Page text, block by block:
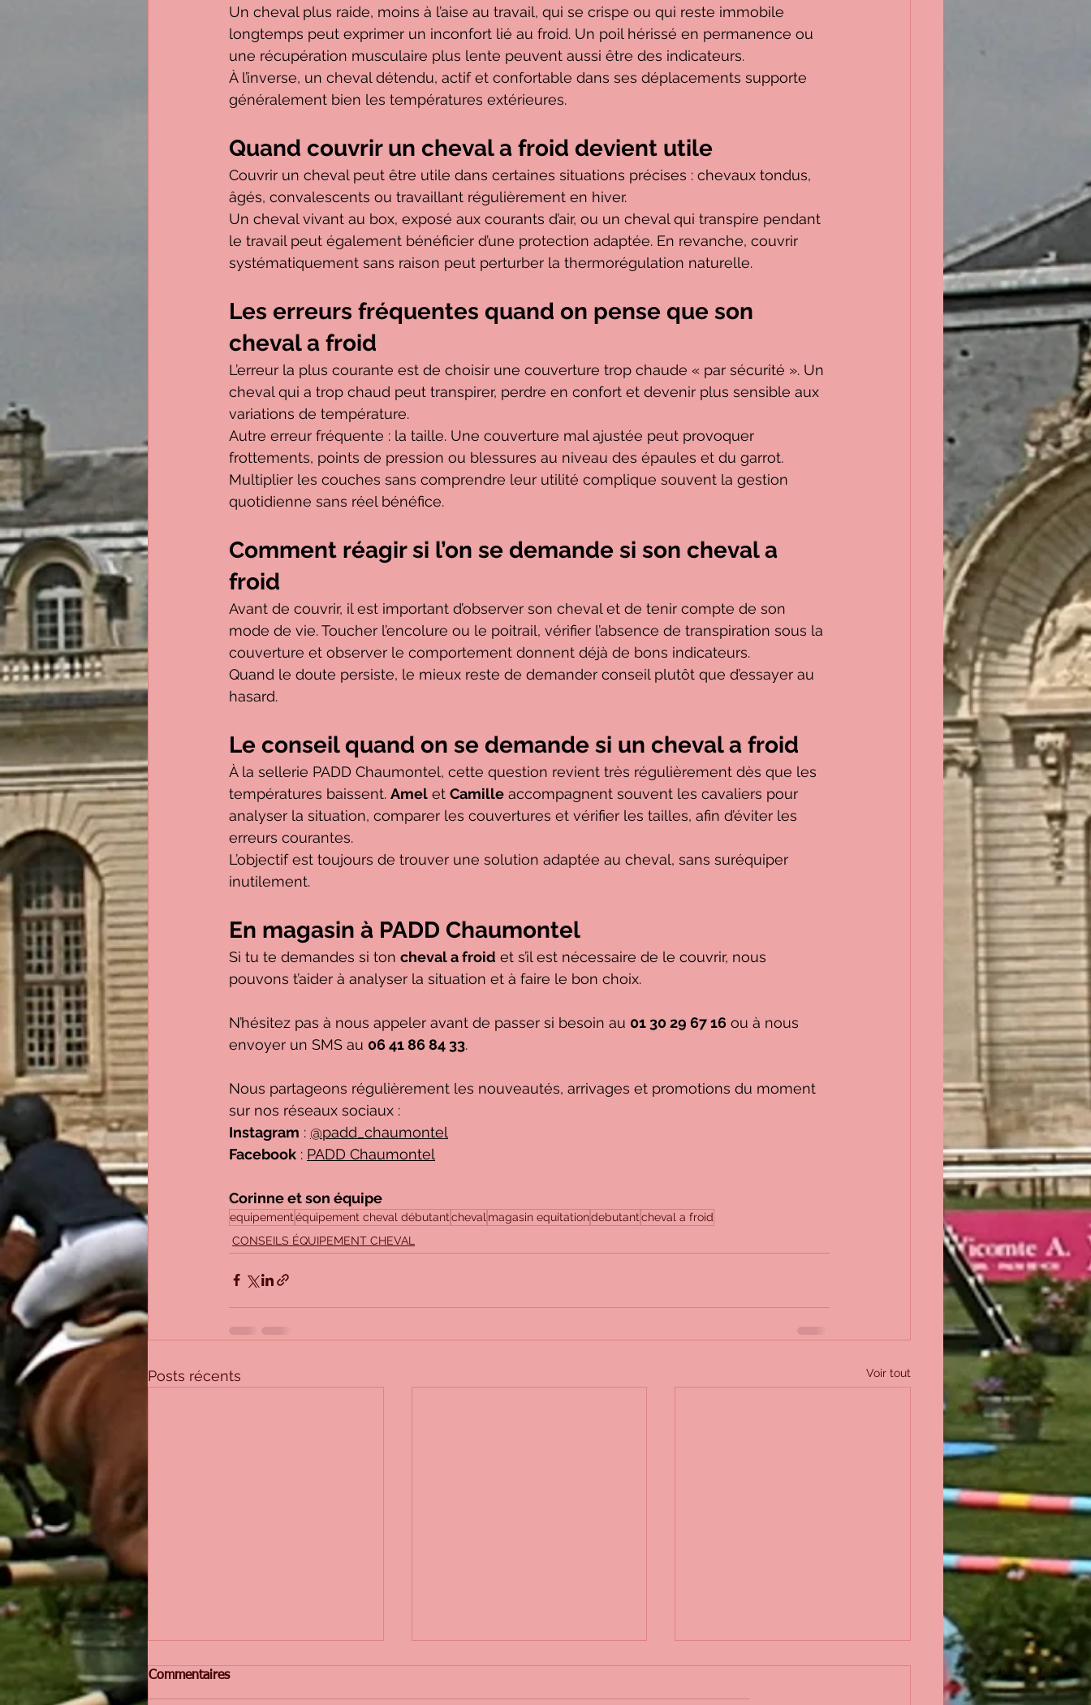
Un cheval plus raide, moins à l’aise au travail, qui se crispe ou qui reste immobile
longtemps peut exprimer un inconfort lié au froid. Un poil hérissé en permanence ou
une récupération musculaire plus lente peuvent aussi être des indicateurs.
À l’inverse, un cheval détendu, actif et confortable dans ses déplacements supporte
généralement bien les températures extérieures.
Quand couvrir un cheval a froid devient utile
Couvrir un cheval peut être utile dans certaines situations précises : chevaux tondus,
âgés, convalescents ou travaillant régulièrement en hiver.
Un cheval vivant au box, exposé aux courants d’air, ou un cheval qui transpire pendant
le travail peut également bénéficier d’une protection adaptée. En revanche, couvrir
systématiquement sans raison peut perturber la thermorégulation naturelle.
Les erreurs fréquentes quand on pense que son
cheval a froid
L’erreur la plus courante est de choisir une couverture trop chaude « par sécurité ». Un
cheval qui a trop chaud peut transpirer, perdre en confort et devenir plus sensible aux
variations de température.
Autre erreur fréquente : la taille. Une couverture mal ajustée peut provoquer
frottements, points de pression ou blessures au niveau des épaules et du garrot.
Multiplier les couches sans comprendre leur utilité complique souvent la gestion
quotidienne sans réel bénéfice.
Comment réagir si l’on se demande si son cheval a
froid
Avant de couvrir, il est important d’observer son cheval et de tenir compte de son
mode de vie. Toucher l’encolure ou le poitrail, vérifier l’absence de transpiration sous la
couverture et observer le comportement donnent déjà de bons indicateurs.
Quand le doute persiste, le mieux reste de demander conseil plutôt que d’essayer au
hasard.
Le conseil quand on se demande si un cheval a froid
À la sellerie PADD Chaumontel, cette question revient très régulièrement dès que les
températures baissent. Amel et Camille accompagnent souvent les cavaliers pour
analyser la situation, comparer les couvertures et vérifier les tailles, afin d’éviter les
erreurs courantes.
L’objectif est toujours de trouver une solution adaptée au cheval, sans suréquiper
inutilement.
En magasin à PADD Chaumontel
Si tu te demandes si ton cheval a froid et s’il est nécessaire de le couvrir, nous
pouvons t’aider à analyser la situation et à faire le bon choix.
N’hésitez pas à nous appeler avant de passer si besoin au 01 30 29 67 16 ou à nous
envoyer un SMS au 06 41 86 84 33.
Nous partageons régulièrement les nouveautés, arrivages et promotions du moment
sur nos réseaux sociaux :
Instagram : @padd_chaumontel
Facebook : PADD Chaumontel
Corinne et son équipe
equipementéquipement cheval débutantcheval magasin equitationdebutantcheval a froid
CONSEILS ÉQUIPEMENT CHEVAL
Posts récents Voir tout
Commentaires